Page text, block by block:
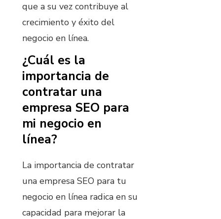
que a su vez contribuye al
crecimiento y éxito del
negocio en línea.
¿Cuál es la
importancia de
contratar una
empresa SEO para
mi negocio en
línea?
La importancia de contratar
una empresa SEO para tu
negocio en línea radica en su
capacidad para mejorar la